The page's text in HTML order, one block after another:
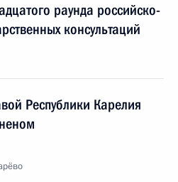
раунда российско-
консультаций
Республики Карелия